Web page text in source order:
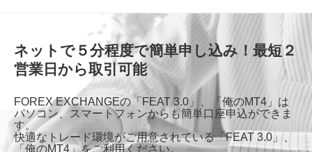
ネットで５分程度で簡単申し込み！最短２
営業日から取引可能
FOREX EXCHANGEの「FEAT 3.0」、「俺のMT4」は
パソコン、スマートフォンからも簡単口座申込ができま
す。
快適なトレード環境がご用意されている「FEAT 3.0」、
「俺のMT4」をご利用ください。